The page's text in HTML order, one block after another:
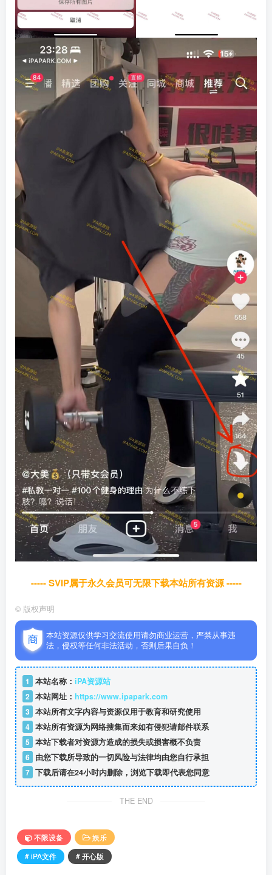
----- SVIP属于永久会员可无限下载本站所有资源 -----
© 版权声明
本站资源仅供学习交流使用请勿商业运营，严禁从事违
法，侵权等任何非法活动，否则后果自负！
1 本站名称： iPA资源站
2 本站网址： https://www.ipapark.com
3 本站所有文字内容与资源仅用于教育和研究使用
4 本站所有资源为网络搜集而来如有侵犯请邮件联系
5 本站下载者对资源方造成的损失或损害概不负责
6 由您下载所导致的一切风险与法律均由您自行承担
7 下载后请在24小时内删除，浏览下载即代表您同意
THE END
不限设备
娱乐
# iPA文件
# 开心版